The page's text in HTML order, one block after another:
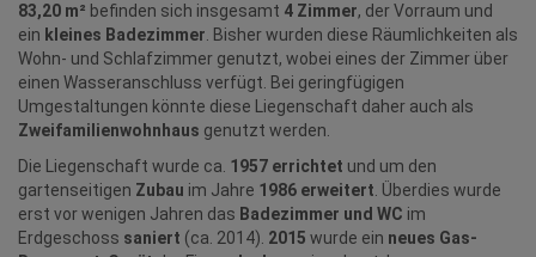
83,20 m² befinden sich insgesamt 4 Zimmer, der Vorraum und
ein kleines Badezimmer. Bisher wurden diese Räumlichkeiten als
Wohn- und Schlafzimmer genutzt, wobei eines der Zimmer über
einen Wasseranschluss verfügt. Bei geringfügigen
Umgestaltungen könnte diese Liegenschaft daher auch als
Zweifamilienwohnhaus genutzt werden.
Die Liegenschaft wurde ca. 1957 errichtet und um den
gartenseitigen Zubau im Jahre 1986 erweitert. Überdies wurde
erst vor wenigen Jahren das Badezimmer und WC im
Erdgeschoss saniert (ca. 2014). 2015 wurde ein neues Gas-